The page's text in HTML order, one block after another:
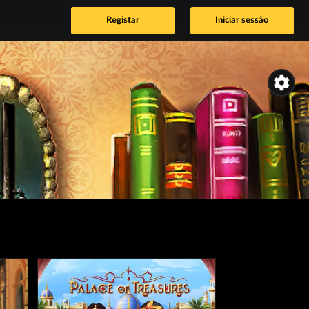
Registar Iniciar sessão